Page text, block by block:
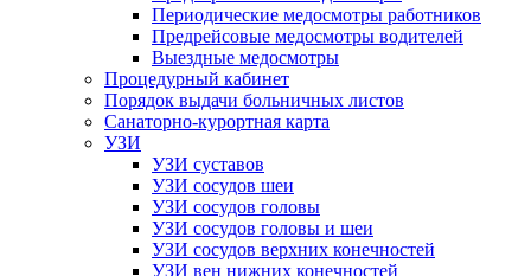
Периодические медосмотры работников
Предрейсовые медосмотры водителей
Выездные медосмотры
Процедурный кабинет
Порядок выдачи больничных листов
Санаторно-курортная карта
УЗИ
УЗИ суставов
УЗИ сосудов шеи
УЗИ сосудов головы
УЗИ сосудов головы и шеи
УЗИ сосудов верхних конечностей
УЗИ вен нижних конечностей